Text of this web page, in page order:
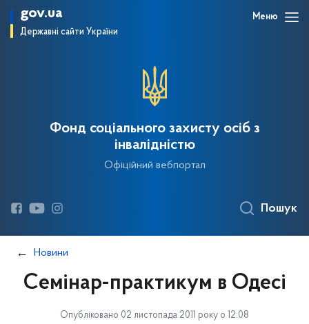
gov.ua
Державні сайти України
Меню
Фонд соціального захисту осіб з
інвалідністю
Офіційний вебпортал
Пошук
Новини
Семінар-практикум в Одесі
Опубліковано 02 листопада 2011 року о 12:08